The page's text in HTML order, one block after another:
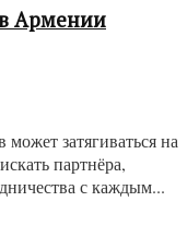
Армении
может затягиваться на
партнёра,
с каждым...